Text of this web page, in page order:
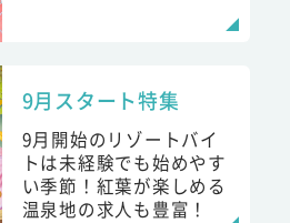
9月スタート特集
9月開始のリゾートバイ
トは未経験でも始めやす
い季節！紅葉が楽しめる
温泉地の求人も豊富！